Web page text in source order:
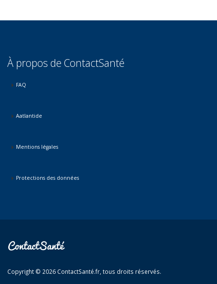
À propos de ContactSanté
FAQ
Aatlantide
Mentions légales
Protections des données
Copyright © 2026 ContactSanté.fr, tous droits réservés.